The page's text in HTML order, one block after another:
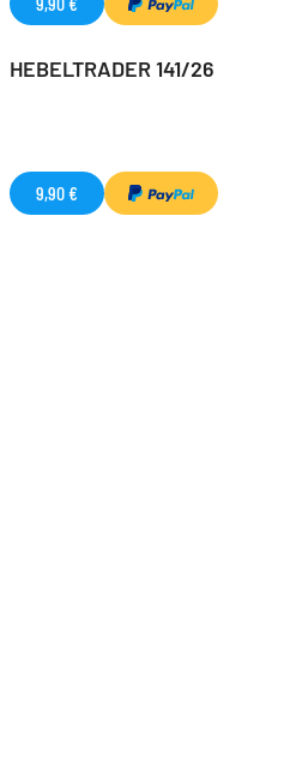
HEBELTRADER 141/26
9,90 €